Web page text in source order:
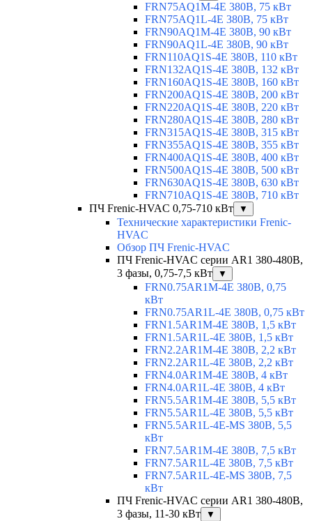
FRN75AQ1M-4E 380В, 75 кВт
FRN75AQ1L-4E 380В, 75 кВт
FRN90AQ1M-4E 380В, 90 кВт
FRN90AQ1L-4E 380В, 90 кВт
FRN110AQ1S-4E 380В, 110 кВт
FRN132AQ1S-4E 380В, 132 кВт
FRN160AQ1S-4E 380В, 160 кВт
FRN200AQ1S-4E 380В, 200 кВт
FRN220AQ1S-4E 380В, 220 кВт
FRN280AQ1S-4E 380В, 280 кВт
FRN315AQ1S-4E 380В, 315 кВт
FRN355AQ1S-4E 380В, 355 кВт
FRN400AQ1S-4E 380В, 400 кВт
FRN500AQ1S-4E 380В, 500 кВт
FRN630AQ1S-4E 380В, 630 кВт
FRN710AQ1S-4E 380В, 710 кВт
ПЧ Frenic-HVAC 0,75-710 кВт
▼
Технические характеристики Frenic-
HVAC
Обзор ПЧ Frenic-HVAC
ПЧ Frenic-HVAC серии AR1 380-480В,
3 фазы, 0,75-7,5 кВт
▼
FRN0.75AR1M-4E 380В, 0,75
кВт
FRN0.75AR1L-4E 380В, 0,75 кВт
FRN1.5AR1M-4E 380В, 1,5 кВт
FRN1.5AR1L-4E 380В, 1,5 кВт
FRN2.2AR1M-4E 380В, 2,2 кВт
FRN2.2AR1L-4E 380В, 2,2 кВт
FRN4.0AR1M-4E 380В, 4 кВт
FRN4.0AR1L-4E 380В, 4 кВт
FRN5.5AR1M-4E 380В, 5,5 кВт
FRN5.5AR1L-4E 380В, 5,5 кВт
FRN5.5AR1L-4E-MS 380В, 5,5
кВт
FRN7.5AR1M-4E 380В, 7,5 кВт
FRN7.5AR1L-4E 380В, 7,5 кВт
FRN7.5AR1L-4E-MS 380В, 7,5
кВт
ПЧ Frenic-HVAC серии AR1 380-480В,
3 фазы, 11-30 кВт
▼